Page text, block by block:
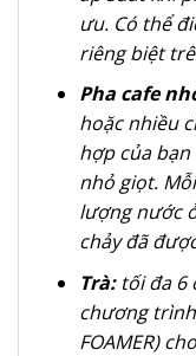
ưu. Có thể
riêng biệt
Pha cafe
hoặc nhiều
hợp của
nhỏ giọt.
lượng nước
chảy đã
Trà:tối đa 6
chương
FOAMER)